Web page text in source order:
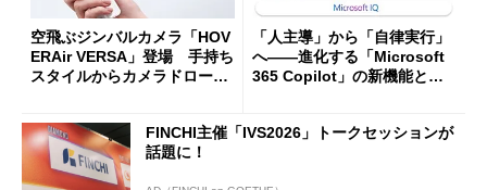
空飛ぶジンバルカメラ「HOV
ERAir VERSA」登場 手持ち
スタイルからカメラドローン
「人主導」から「自律実行」
へ――進化する「Microsoft
365 Copilot」の新機能とエ
FINCHI主催「IVS2026」トークセッションが
話題に！